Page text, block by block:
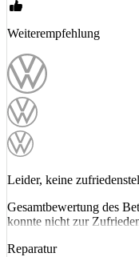
Weiterempfehlung
Leider, keine
Gesamtbewertung des
konnte nicht zur
Reparatur